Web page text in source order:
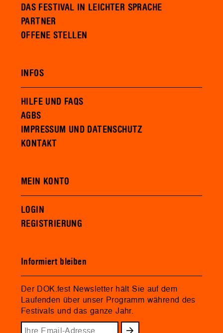
DAS FESTIVAL IN LEICHTER SPRACHE
PARTNER
OFFENE STELLEN
INFOS
HILFE UND FAQS
AGBS
IMPRESSUM UND DATENSCHUTZ
KONTAKT
MEIN KONTO
LOGIN
REGISTRIERUNG
Informiert bleiben
Der DOK.fest Newsletter hält Sie auf dem
Laufenden über unser Programm während des
Festivals und das ganze Jahr.